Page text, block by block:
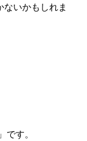
ないかもしれま
す。